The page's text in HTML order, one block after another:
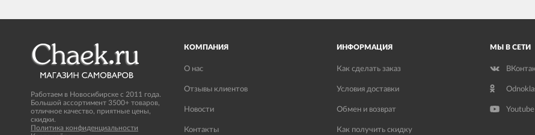
Работаем в Новосибирске с 2011 года.
Большой ассортимент 3500+ товаров,
отличное качество, приятные цены,
скидки.
Политика конфиденциальности
КОМПАНИЯ
О нас
Отзывы клиентов
Новости
Контакты
ИНФОРМАЦИЯ
Как сделать заказ
Условия доставки
Обмен и возврат
Как получить скидку
МЫ В СЕТИ
Youtube